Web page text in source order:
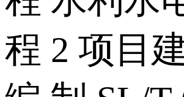
程 2 项目